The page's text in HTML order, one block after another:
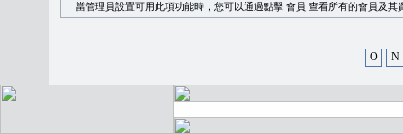
當管理員設置可用此項功能時，您可以通過點擊 會員 查看所有的會員及其
O N